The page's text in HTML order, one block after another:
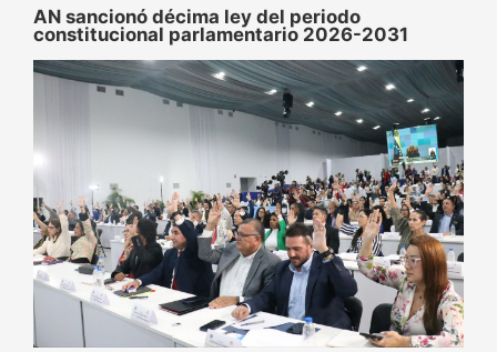
AN sancionó décima ley del periodo
constitucional parlamentario 2026-2031